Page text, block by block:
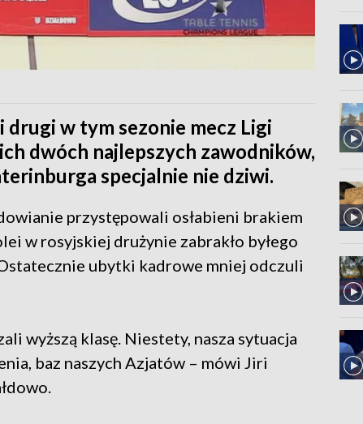
w tym sezonie mecz Ligi
dwóch najlepszych zawodników,
specjalnie nie dziwi.
przystępowali osłabieni brakiem
w rosyjskiej drużynie zabrakło byłego
ubytki kadrowe mniej odczuli
wyższą klasę. Niestety, nasza sytuacja
baz naszych Azjatów – mówi Jiri